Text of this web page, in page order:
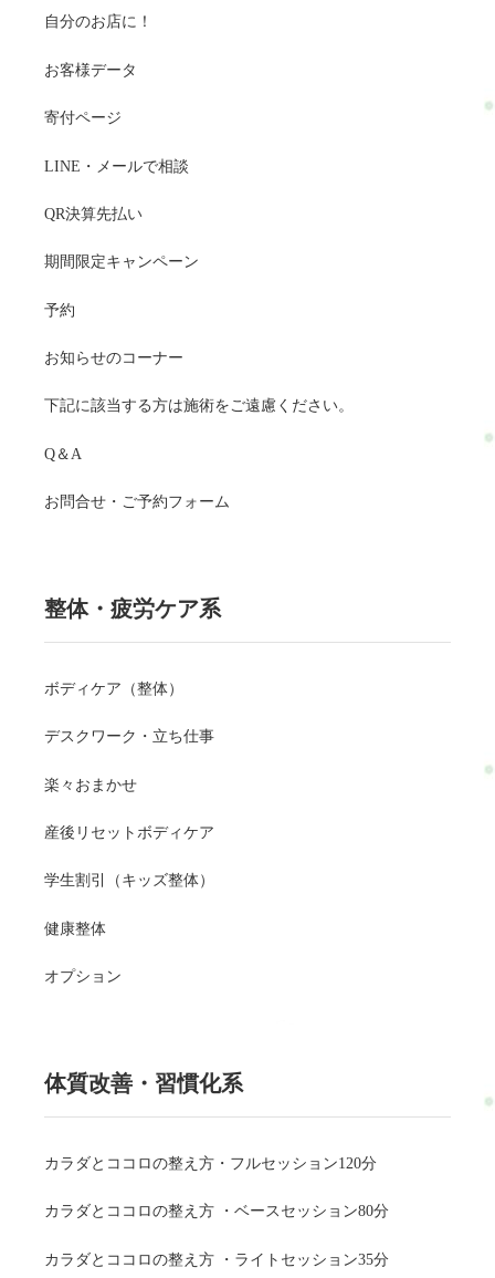
自分のお店に！
お客様データ
寄付ページ
LINE・メールで相談
QR決算先払い
期間限定キャンペーン
予約
お知らせのコーナー
下記に該当する方は施術をご遠慮ください。
Q＆A
お問合せ・ご予約フォーム
整体・疲労ケア系
ボディケア（整体）
デスクワーク・立ち仕事
楽々おまかせ
産後リセットボディケア
学生割引（キッズ整体）
健康整体
オプション
体質改善・習慣化系
カラダとココロの整え方・フルセッション120分
カラダとココロの整え方 ・ベースセッション80分
カラダとココロの整え方 ・ライトセッション35分